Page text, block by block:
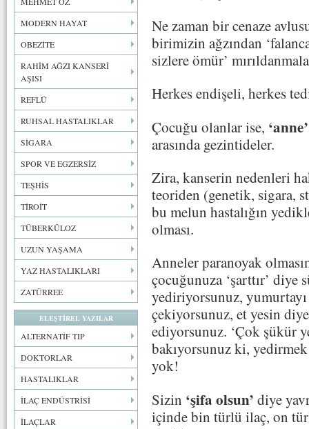
MODERN HAYAT
OBEZİTE
RAHİM AĞZI KANSERİ
AŞISI
REFLÜ
RUHSAL HASTALIKLAR
SİGARA
SPOR VE EGZERSİZ
TEŞHİS
TİROİT
TÜBERKÜLOZ
UZUN YAŞAMA
YAZ HASTALIKLARI
ZATÜRREE
ELEŞTİREL YAZILAR
ALTERNATİF TIP
DOKTORLAR
HASTALIKLAR
İLAÇ ENDÜSTRİSİ
İLAÇLAR
Ne zaman bir cenaze
birimizin ağzından
sizlere ömür’
Herkes endişeli, herkes
Çocuğu olanlar ise, ‘anne’
arasında gezintideler.
Zira, kanserin nedenleri
teoriden (genetik, sigara,
bu melun hastalığın
olması.
Anneler paranoyak
çocuğunuza ‘şarttır’
yediriyorsunuz,
çekiyorsunuz, et yesin
ediyorsunuz. ‘Çok şükür
bakıyorsunuz ki,
yok!
Sizin ‘şifa olsun’ diye
içinde bin türlü ilaç, on